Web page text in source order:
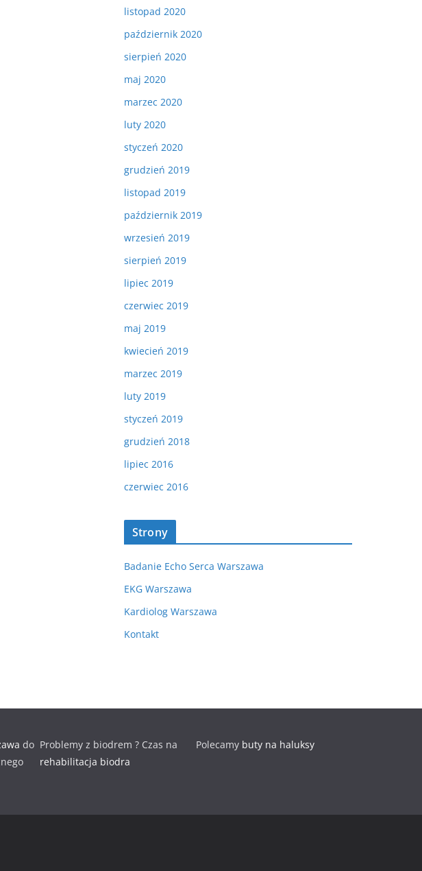
listopad 2020
październik 2020
sierpień 2020
maj 2020
marzec 2020
luty 2020
styczeń 2020
grudzień 2019
listopad 2019
październik 2019
wrzesień 2019
sierpień 2019
lipiec 2019
czerwiec 2019
maj 2019
kwiecień 2019
marzec 2019
luty 2019
styczeń 2019
grudzień 2018
lipiec 2016
czerwiec 2016
Strony
Badanie Echo Serca Warszawa
EKG Warszawa
Kardiolog Warszawa
Kontakt
do Problemy z biodrem ? Czas na
rehabilitacja biodra
Polecamy buty na haluksy